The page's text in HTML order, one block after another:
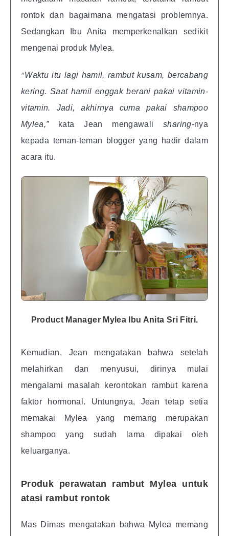
rontok dan bagaimana mengatasi problemnya.
Sedangkan Ibu Anita memperkenalkan sedikit
mengenai produk Mylea.
“Waktu itu lagi hamil, rambut kusam, bercabang
kering. Saat hamil enggak berani pakai vitamin-
vitamin. Jadi, akhirnya cuma pakai shampoo
Mylea,”
kata Jean mengawalisharing-nya
kepada teman-teman blogger yang hadir dalam
acara itu.
Product Manager Mylea Ibu Anita Sri Fitri.
Kemudian, Jean mengatakan bahwa setelah
melahirkan dan menyusui, dirinya mulai
mengalami masalah kerontokan rambut karena
faktor hormonal. Untungnya, Jean tetap setia
memakai Mylea yang memang merupakan
shampoo yang sudah lama dipakai oleh
keluarganya.
Produk perawatan rambut Mylea untuk
atasi rambut rontok
Mas Dimas mengatakan bahwa Mylea memang